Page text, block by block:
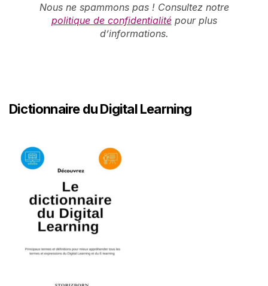
Nous ne spammons pas ! Consultez notre
politique de confidentialitépour plus
d’informations.
Dictionnaire du Digital Learning